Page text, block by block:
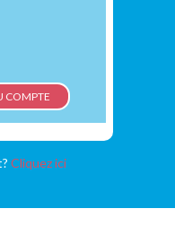
Cliquez ici